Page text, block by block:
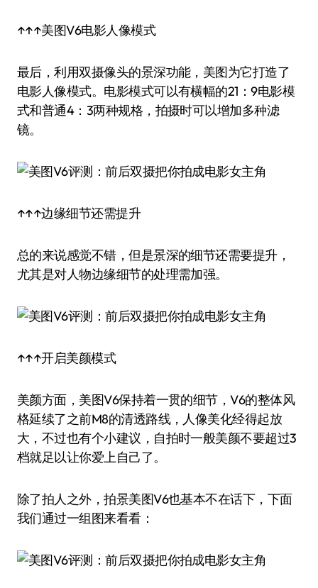
↑↑↑美图V6电影人像模式
最后，利用双摄像头的景深功能，美图为它打造了
电影人像模式。电影模式可以有横幅的21：9电影模
式和普通4：3两种规格，拍摄时可以增加多种滤
镜。
↑↑↑边缘细节还需提升
总的来说感觉不错，但是景深的细节还需要提升，
尤其是对人物边缘细节的处理需加强。
↑↑↑开启美颜模式
美颜方面，美图V6保持着一贯的细节，V6的整体风
格延续了之前M8的清透路线，人像美化经得起放
大，不过也有个小建议，自拍时一般美颜不要超过3
档就足以让你爱上自己了。
除了拍人之外，拍景美图V6也基本不在话下，下面
我们通过一组图来看看：